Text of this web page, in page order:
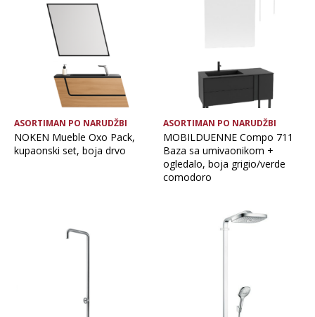
ASORTIMAN PO NARUDŽBI
NOKEN Mueble Oxo Pack,
kupaonski set, boja drvo
ASORTIMAN PO NARUDŽBI
MOBILDUENNE Compo 711
Baza sa umivaonikom +
ogledalo, boja grigio/verde
comodoro